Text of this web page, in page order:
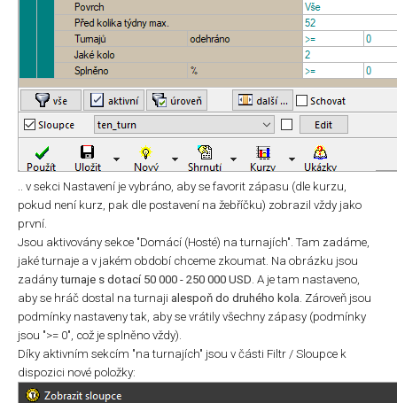
.. v sekci Nastavení je vybráno, aby se favorit zápasu (dle kurzu,
pokud není kurz, pak dle postavení na žebříčku) zobrazil vždy jako
první.
Jsou aktivovány sekce "Domácí (Hosté) na turnajích". Tam zadáme,
jaké turnaje a v jakém období chceme zkoumat. Na obrázku jsou
zadány turnaje s dotací 50 000 - 250 000 USD . A je tam nastaveno,
aby se hráč dostal na turnaji alespoň do druhého kola . Zároveň jsou
podmínky nastaveny tak, aby se vrátily všechny zápasy (podmínky
jsou ">= 0", což je splněno vždy).
Díky aktivním sekcím "na turnajích" jsou v části Filtr / Sloupce k
dispozici nové položky: